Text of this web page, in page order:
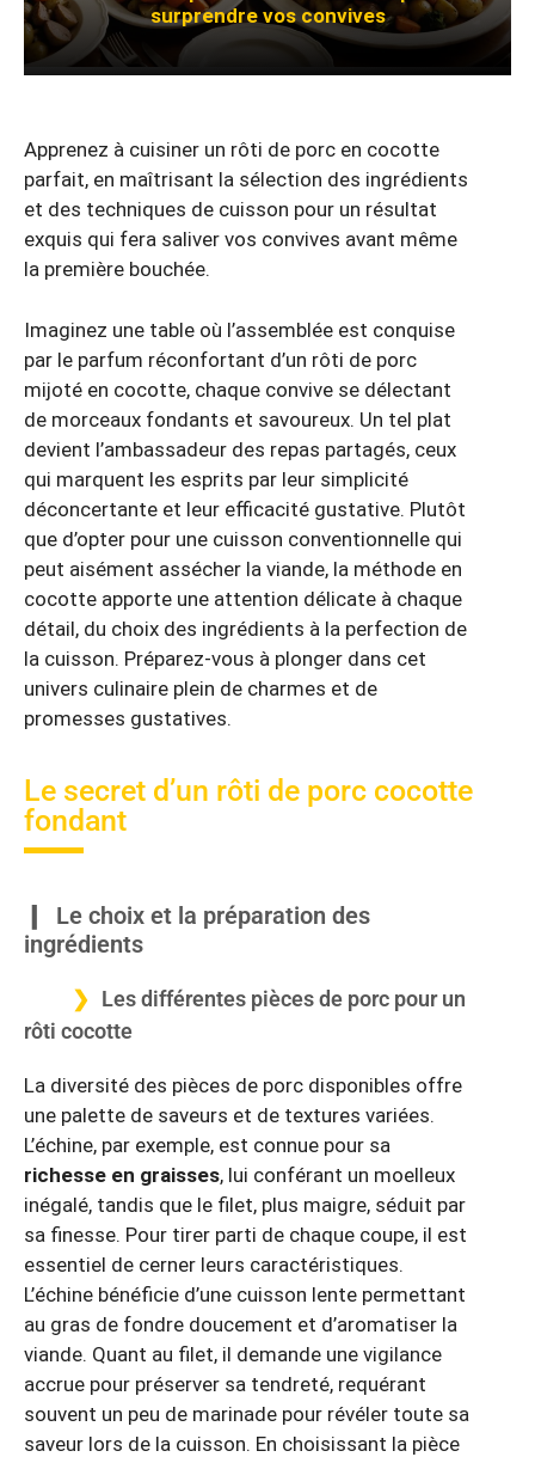
surprendre vos convives
Apprenez à cuisiner un rôti de porc en cocotte
parfait, en maîtrisant la sélection des ingrédients
et des techniques de cuisson pour un résultat
exquis qui fera saliver vos convives avant même
la première bouchée.
Imaginez une table où l’assemblée est conquise
par le parfum réconfortant d’un rôti de porc
mijoté en cocotte, chaque convive se délectant
de morceaux fondants et savoureux. Un tel plat
devient l’ambassadeur des repas partagés, ceux
qui marquent les esprits par leur simplicité
déconcertante et leur efficacité gustative. Plutôt
que d’opter pour une cuisson conventionnelle qui
peut aisément assécher la viande, la méthode en
cocotte apporte une attention délicate à chaque
détail, du choix des ingrédients à la perfection de
la cuisson. Préparez-vous à plonger dans cet
univers culinaire plein de charmes et de
promesses gustatives.
Le secret d’un rôti de porc cocotte
fondant
Le choix et la préparation des
ingrédients
Les différentes pièces de porc pour un
rôti cocotte
La diversité des pièces de porc disponibles offre
une palette de saveurs et de textures variées.
L’échine, par exemple, est connue pour sa
richesse en graisses, lui conférant un moelleux
inégalé, tandis que le filet, plus maigre, séduit par
sa finesse. Pour tirer parti de chaque coupe, il est
essentiel de cerner leurs caractéristiques.
L’échine bénéficie d’une cuisson lente permettant
au gras de fondre doucement et d’aromatiser la
viande. Quant au filet, il demande une vigilance
accrue pour préserver sa tendreté, requérant
souvent un peu de marinade pour révéler toute sa
saveur lors de la cuisson. En choisissant la pièce